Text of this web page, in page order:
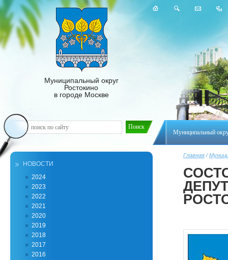
Муниципальный
Муниципальный округ
Ростокино
в городе Москве
Главная /
НОВОСТИ
2024
2023
2022
2021
2020
2019
2018
2017
2016